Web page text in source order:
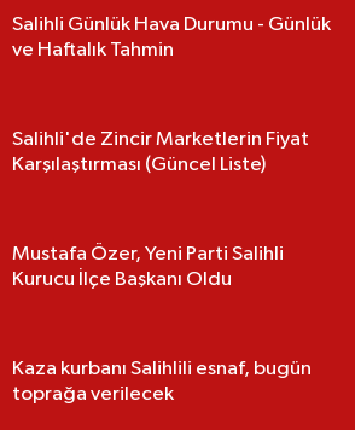
Salihli Günlük Hava Durumu - Günlük
ve Haftalık Tahmin
Salihli'de Zincir Marketlerin Fiyat
Karşılaştırması (Güncel Liste)
Mustafa Özer, Yeni Parti Salihli
Kurucu İlçe Başkanı Oldu
Kaza kurbanı Salihlili esnaf, bugün
toprağa verilecek